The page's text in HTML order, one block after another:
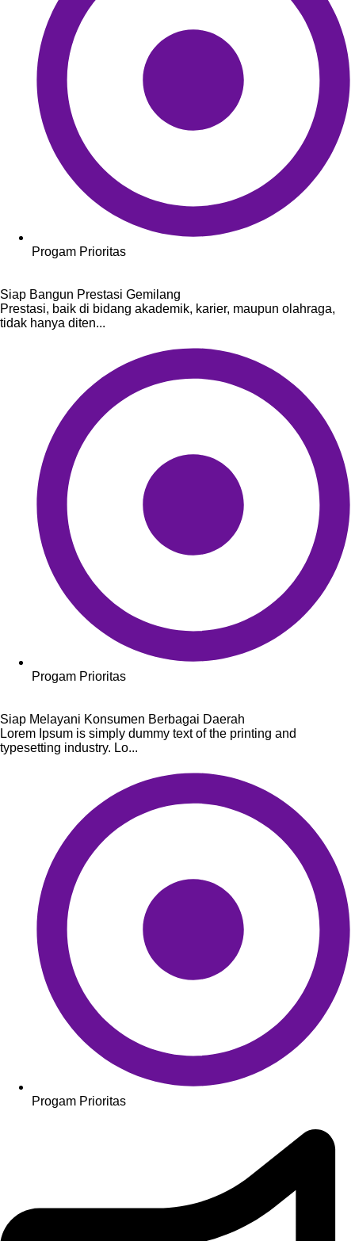
Progam Prioritas
Siap Bangun Prestasi Gemilang
Prestasi, baik di bidang akademik, karier, maupun olahraga,
tidak hanya diten...
Progam Prioritas
Siap Melayani Konsumen Berbagai Daerah
Lorem Ipsum is simply dummy text of the printing and
typesetting industry. Lo...
Progam Prioritas